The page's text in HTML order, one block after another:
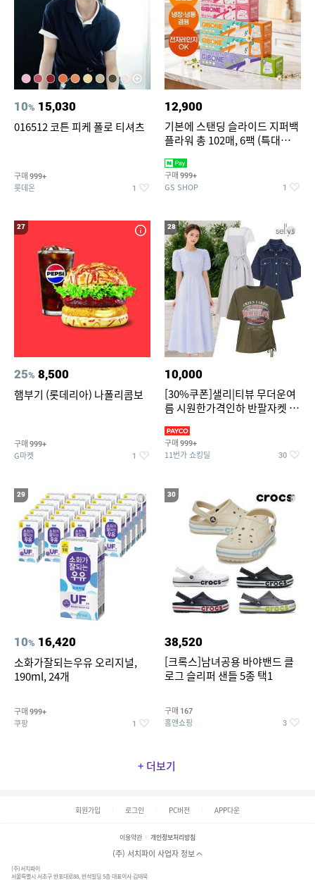
10% 15,030
016512 코튼 피케 폴로 티셔츠
구매 999+
롯데온 1
12,900
기본에 스탠딩 슬라이드 지퍼백
플라워 총 102매, 6팩 (특대
구매 999+
GS SHOP 1
27
25% 8,500
햄부기 (롯데리아) 나폴리콤보
구매 999+
G마켓 1
28
10,000
[30%쿠폰]샐리|티뷰 무더운여
름 시원한가격인하 반팔자켓 1
구매 999+
11번가 쇼킹딜 30
29
10% 16,420
소화가잘되는우유 오리지널,
190ml, 24개
구매 999+
쿠팡 1
30
38,520
[크록스]남녀공용 바야밴드 클
로그 슬리퍼 샌들 5종 택1
구매 167
홈앤쇼핑 3
+ 더보기
회원가입 로그인 PC버전 APP다운
이용약관 개인정보처리방침
(주) 서치파이 사업자 정보
(주)서치파이
서울특별시 서초구 반포대로88, 반석빌딩 5층 대표이사 김태묵